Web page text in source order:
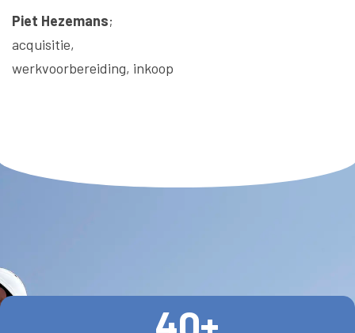
Piet Hezemans;
acquisitie,
werkvoorbereiding, inkoop